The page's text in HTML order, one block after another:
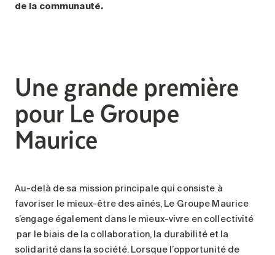
de la communauté.
Une grande première
pour Le Groupe
Maurice
Au-delà de sa mission principale qui consiste à
favoriser le mieux-être des aînés, Le Groupe Maurice
s’engage également dans le mieux-vivre en collectivité
par le biais de la collaboration, la durabilité et la
solidarité dans la société. Lorsque l’opportunité de